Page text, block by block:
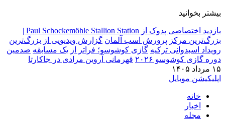
بیشتر بخوانید
بازدید اختصاصی پدوک از Paul Schockemöhle Stallion Station |
بزرگ‌ترین مرکز پرورش اسب آلمان گزارش ویدیویی از بزرگ‌ترین
رویداد اسبدوانی ترکیه گازی کوشوسو؛ فراتر از یک مسابقه صدمین
دوره گازی کوشوسو ۲۰۲۶
قهرمانی آروین مرادی در جاکارتا
۱۵ مرداد ۱۴۰۵
اپلیکیشن موبایل
خانه
اخبار
مجله